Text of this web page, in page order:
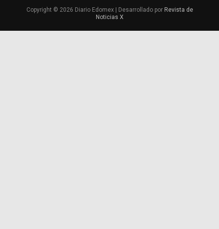
Copyright © 2026 Diario Edomex | Desarrollado por Revista de
Noticias X